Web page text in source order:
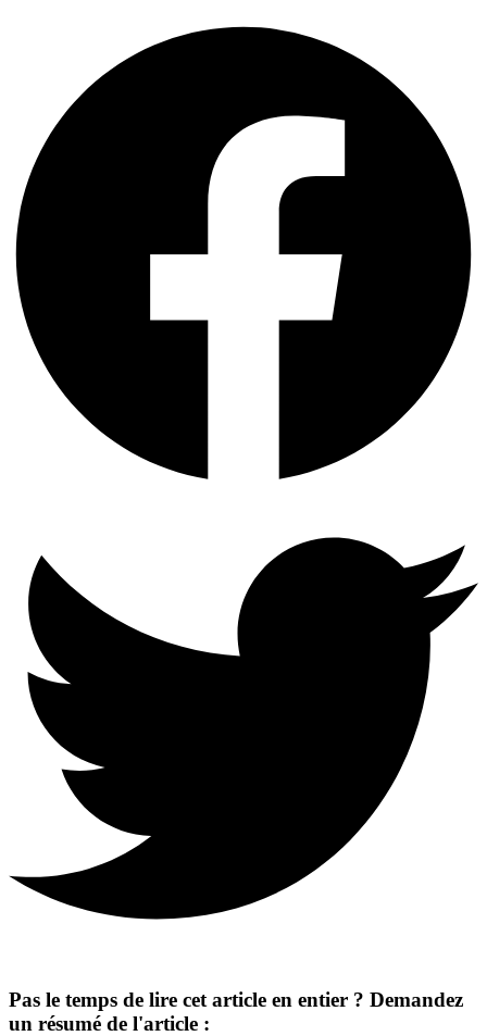
Pas le temps de lire cet article en entier ? Demandez
un résumé de l'article :